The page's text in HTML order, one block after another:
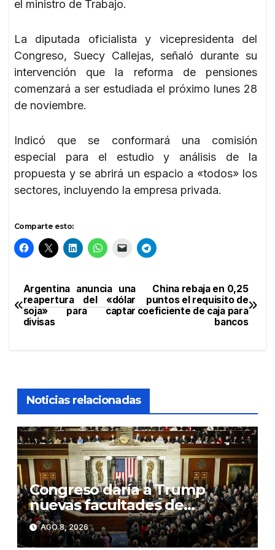
el ministro de Trabajo.
La diputada oficialista y vicepresidenta del
Congreso, Suecy Callejas, señaló durante su
intervención que la reforma de pensiones
comenzará a ser estudiada el próximo lunes 28
de noviembre.
Indicó que se conformará una comisión
especial para el estudio y análisis de la
propuesta y se abrirá un espacio a «todos» los
sectores, incluyendo la empresa privada.
Comparte esto:
Navegación
de
China rebaja en 0,25
puntos el requisito de
coeficiente de caja para
bancos
Argentina anuncia una
reapertura del «dólar
soja» para captar
divisas
Noticias relacionadas
Congreso daría a Trump
nuevas facultades de
imponer aranceles
AGO 8, 2026